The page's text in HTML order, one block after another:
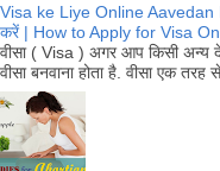
Visa ke Liye Online Aavedan
करें | How to Apply for Visa
वीसा ( Visa ) अगर आप किसी अन्य
वीसा बनवाना होता है. वीसा एक तरह